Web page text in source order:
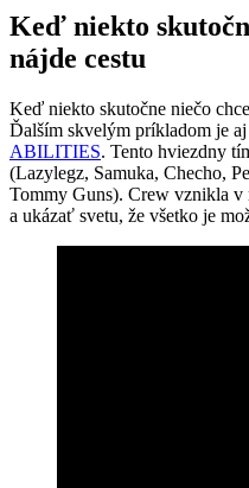
Keď niekto
nájde cestu
Keď niekto skutočne niečo
Ďalším skvelým príkladom je
ABILITIES. Tento hviezdny
(Lazylegz, Samuka, Checho,
Tommy Guns). Crew vznikla
a ukázať svetu, že všetko je